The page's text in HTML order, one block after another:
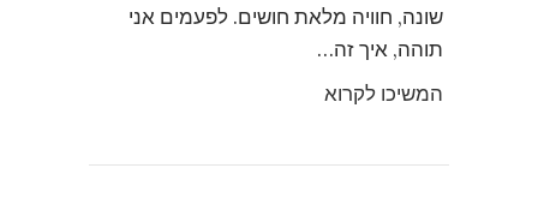
שונה, חוויה מלאת חושים. לפעמים אני
תוהה, איך זה…
המשיכו לקרוא